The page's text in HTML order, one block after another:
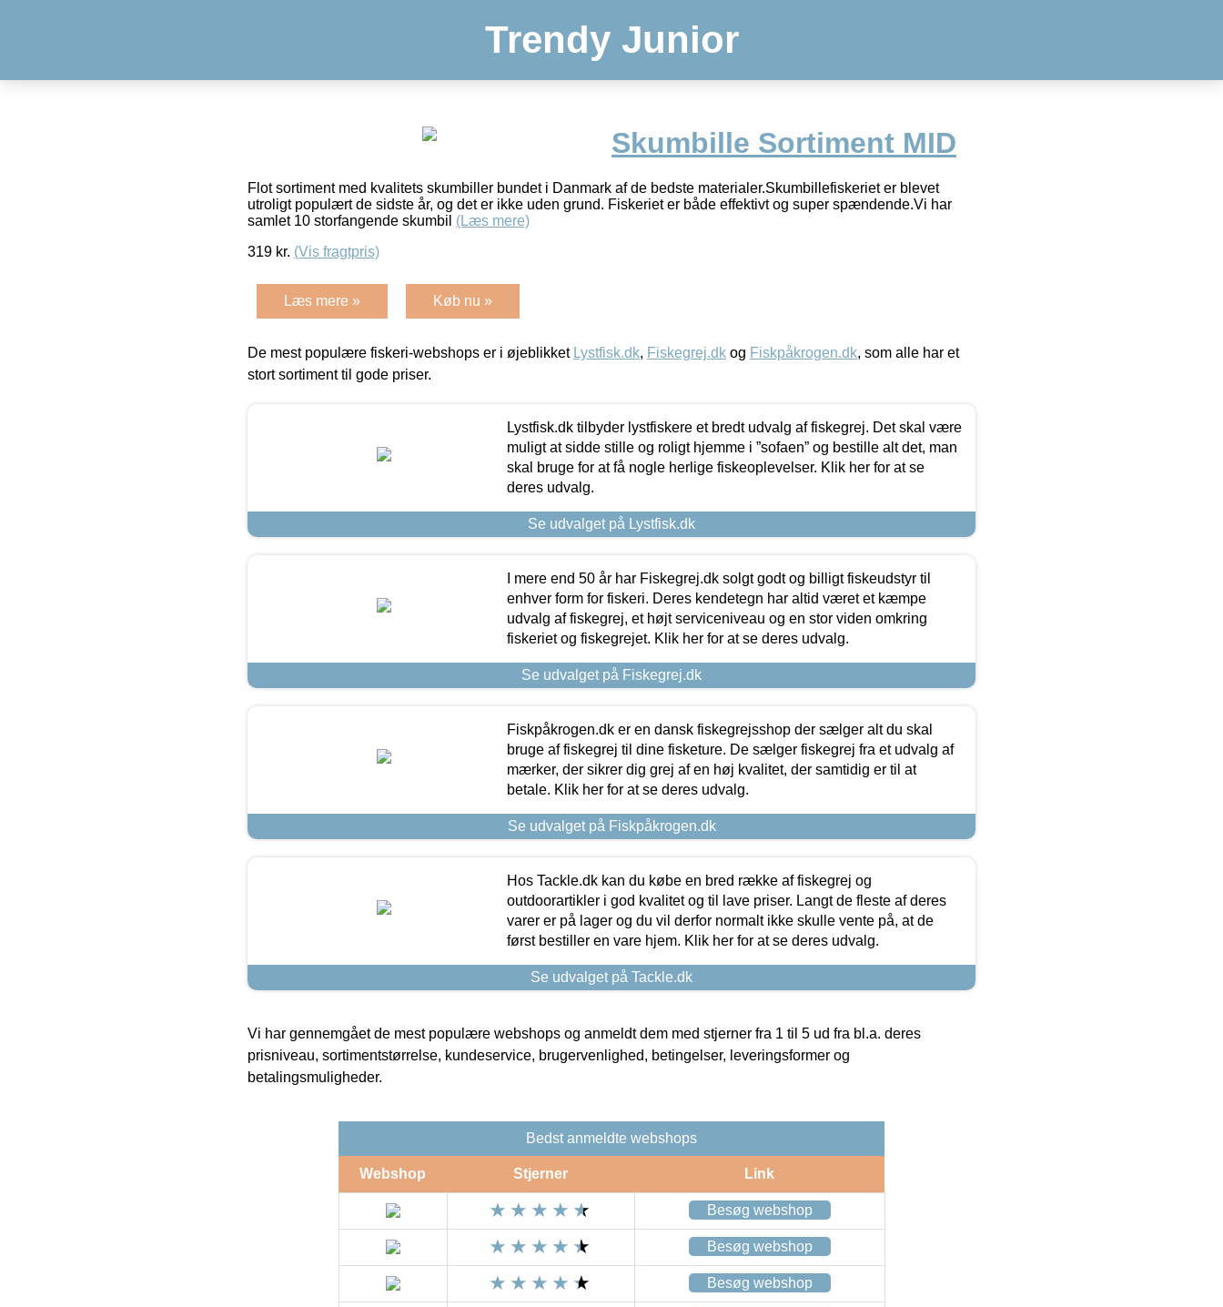
Trendy Junior
Skumbille Sortiment MID
Flot sortiment med kvalitets skumbiller bundet i Danmark af de bedste materialer.Skumbillefiskeriet er blevet
utroligt populært de sidste år, og det er ikke uden grund. Fiskeriet er både effektivt og super spændende.Vi har
samlet 10 storfangende skumbil (Læs mere)
319 kr. (Vis fragtpris)
Læs mere » Køb nu »
De mest populære fiskeri-webshops er i øjeblikket Lystfisk.dk, Fiskegrej.dk og Fiskpåkrogen.dk, som alle har et
stort sortiment til gode priser.
Lystfisk.dk tilbyder lystfiskere et bredt udvalg af fiskegrej. Det skal være
muligt at sidde stille og roligt hjemme i ”sofaen” og bestille alt det, man
skal bruge for at få nogle herlige fiskeoplevelser. Klik her for at se
deres udvalg.
Se udvalget på Lystfisk.dk
I mere end 50 år har Fiskegrej.dk solgt godt og billigt fiskeudstyr til
enhver form for fiskeri. Deres kendetegn har altid været et kæmpe
udvalg af fiskegrej, et højt serviceniveau og en stor viden omkring
fiskeriet og fiskegrejet. Klik her for at se deres udvalg.
Se udvalget på Fiskegrej.dk
Fiskpåkrogen.dk er en dansk fiskegrejsshop der sælger alt du skal
bruge af fiskegrej til dine fisketure. De sælger fiskegrej fra et udvalg af
mærker, der sikrer dig grej af en høj kvalitet, der samtidig er til at
betale. Klik her for at se deres udvalg.
Se udvalget på Fiskpåkrogen.dk
Hos Tackle.dk kan du købe en bred række af fiskegrej og
outdoorartikler i god kvalitet og til lave priser. Langt de fleste af deres
varer er på lager og du vil derfor normalt ikke skulle vente på, at de
først bestiller en vare hjem. Klik her for at se deres udvalg.
Se udvalget på Tackle.dk
Vi har gennemgået de mest populære webshops og anmeldt dem med stjerner fra 1 til 5 ud fra bl.a. deres
prisniveau, sortimentstørrelse, kundeservice, brugervenlighed, betingelser, leveringsformer og
betalingsmuligheder.
Bedst anmeldte webshops
Webshop Stjerner Link
Besøg webshop
Besøg webshop
Besøg webshop